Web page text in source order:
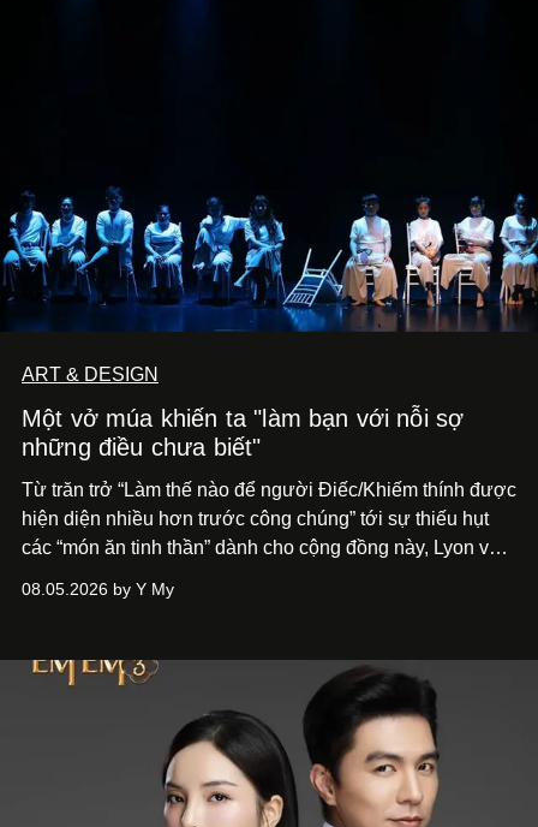
ART & DESIGN
Một vở múa khiến ta "làm bạn với nỗi sợ
những điều chưa biết"
Từ trăn trở “Làm thế nào để người Điếc/Khiếm thính được
hiện diện nhiều hơn trước công chúng” tới sự thiếu hụt
các “món ăn tinh thần” dành cho cộng đồng này, Lyon và
phẩm múa đương đại thành hiện thực, mang tên Lắng
08.05.2026 by Y My